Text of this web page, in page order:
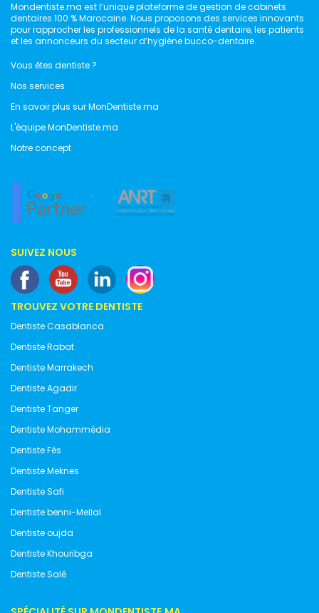
Mondentiste.ma est l’unique plateforme de gestion de cabinets
dentaires 100 % Marocaine. Nous proposons des services innovants
pour rapprocher les professionnels de la santé dentaire, les patients
et les annonceurs du secteur d’hygiène bucco-dentaire.
Vous êtes dentiste ?
Nos services
En savoir plus sur MonDentiste.ma
L'équipe MonDentiste.ma
Notre concept
SUIVEZ NOUS
TROUVEZ VOTRE DENTISTE
Dentiste Casablanca
Dentiste Rabat
Dentiste Marrakech
Dentiste Agadir
Dentiste Tanger
Dentiste Mohammédia
Dentiste Fès
Dentiste Meknes
Dentiste Safi
Dentiste benni-Mellal
Dentiste oujda
Dentiste Khouribga
Dentiste Salé